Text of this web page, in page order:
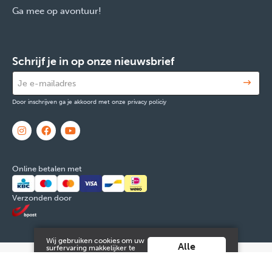
Ga mee op avontuur!
Schrijf je in op onze nieuwsbrief
Door inschrijven ga je akkoord met onze privacy policiy
Online betalen met
Verzonden door
Wij gebruiken cookies om uw
surfervaring makkelijker te
Alle